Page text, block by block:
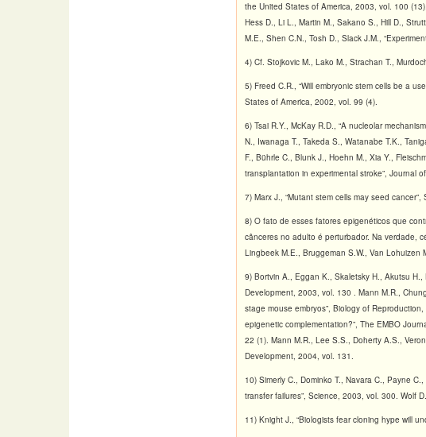
the United States of America, 2003, vol. 100
Hess D., Li L., Martin M., Sakano S., Hill D.,
M.E., Shen C.N., Tosh D., Slack J.M.,
4) Cf. Stojkovic M., Lako M., Strachan T.,
5) Freed C.R., “Will embryonic stem cells be a
States of America, 2002, vol. 99 (4).
6) Tsai R.Y., McKay R.D., “A nucleolar
N., Iwanaga T., Takeda S., Watanabe T.K.,
F., Bührle C., Blunk J., Hoehn M., Xia Y.,
transplantation in experimental stroke”, Journal
7) Marx J., “Mutant stem cells may seed
8) O fato de esses fatores epigenéticos que
cânceres no adulto é perturbador. Na verdade,
Lingbeek M.E., Bruggeman S.W., Van Lohuizen
9) Bortvin A., Eggan K., Skaletsky H., Akutsu
Development, 2003, vol. 130 . Mann M.R.,
stage mouse embryos”, Biology of
epigenetic complementation?”, The EMBO
22 (1). Mann M.R., Lee S.S., Doherty A.S.,
Development, 2004, vol. 131.
10) Simerly C., Dominko T., Navara C., Payne
transfer failures”, Science, 2003, vol. 300. Wolf
11) Knight J., “Biologists fear cloning hype will